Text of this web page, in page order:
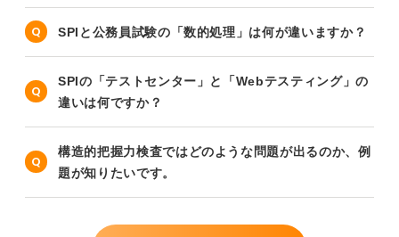
SPIと公務員試験の「数的処理」は何が違いますか？
SPIの「テストセンター」と「Webテスティング」の
違いは何ですか？
構造的把握力検査ではどのような問題が出るのか、例
題が知りたいです。